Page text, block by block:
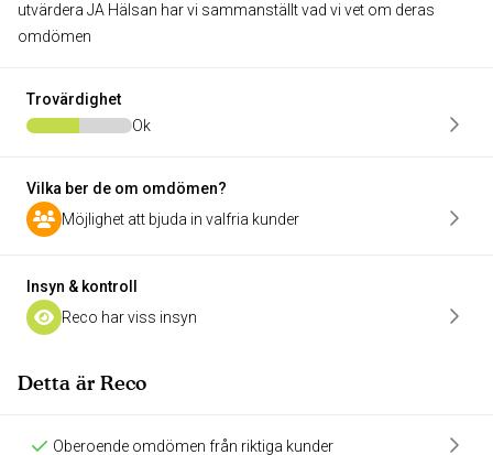
utvärdera JA Hälsan har vi sammanställt vad vi vet om deras
omdömen
Trovärdighet
Ok
Vilka ber de om omdömen?
Möjlighet att bjuda in valfria kunder
Insyn & kontroll
Reco har viss insyn
Detta är Reco
Oberoende omdömen från riktiga kunder